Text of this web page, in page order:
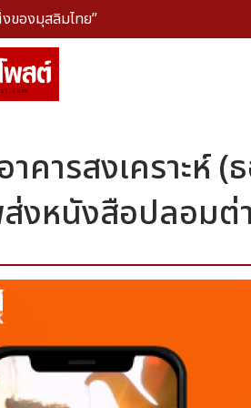
ของมุสลิมไทย”
าคารสงเคราะห์
งหนังสือปลอมต่